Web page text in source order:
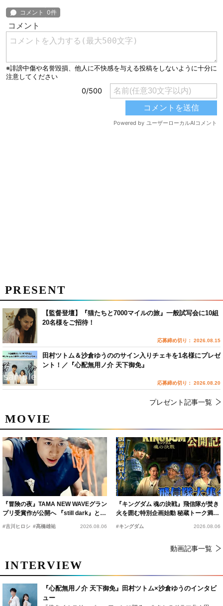
MOVIE
『冒険の夜』TAMA NEW WAVEグラン
プリ受賞作が公開へ 『still dark』と同
時上映決定
#古川ヒロシ #髙橋雄祐 2026.08.06
『キングダム 魂の決戦』飛信隊が焚き
火を囲む特別企画始動 秘蔵トーク満載
の“キングダムキャンプ”開催
#キングダム 2026.08.06
動画記事一覧
INTERVIEW
『心配無用ノ介 天下御免』田村ツトム×沙倉ゆうのインタビ
ュー
PRESENT
【監督登壇】『猫たちと7000マイルの旅』一般試写会に10組
20名様をご招待！
応募締め切り： 2026.08.15
田村ツトム＆沙倉ゆうののサイン入りチェキを1名様にプレゼ
ント！／『心配無用ノ介 天下御免』
応募締め切り： 2026.08.20
プレゼント記事一覧